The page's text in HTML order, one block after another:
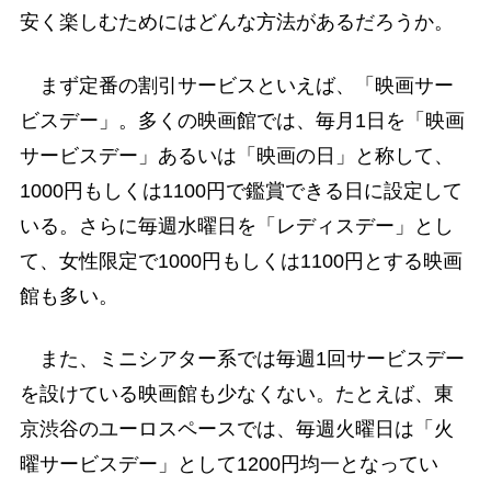
安く楽しむためにはどんな方法があるだろうか。
まず定番の割引サービスといえば、「映画サー
ビスデー」。多くの映画館では、毎月1日を「映画
サービスデー」あるいは「映画の日」と称して、
1000円もしくは1100円で鑑賞できる日に設定して
いる。さらに毎週水曜日を「レディスデー」とし
て、女性限定で1000円もしくは1100円とする映画
館も多い。
また、ミニシアター系では毎週1回サービスデー
を設けている映画館も少なくない。たとえば、東
京渋谷のユーロスペースでは、毎週火曜日は「火
曜サービスデー」として1200円均一となってい